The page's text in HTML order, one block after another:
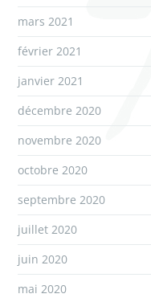
mars 2021
février 2021
janvier 2021
décembre 2020
novembre 2020
octobre 2020
septembre 2020
juillet 2020
juin 2020
mai 2020